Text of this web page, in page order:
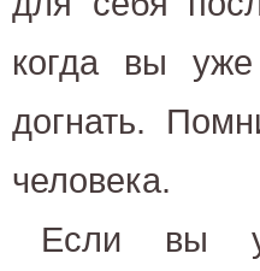
когда вы
догнать.
человека.
Если вы